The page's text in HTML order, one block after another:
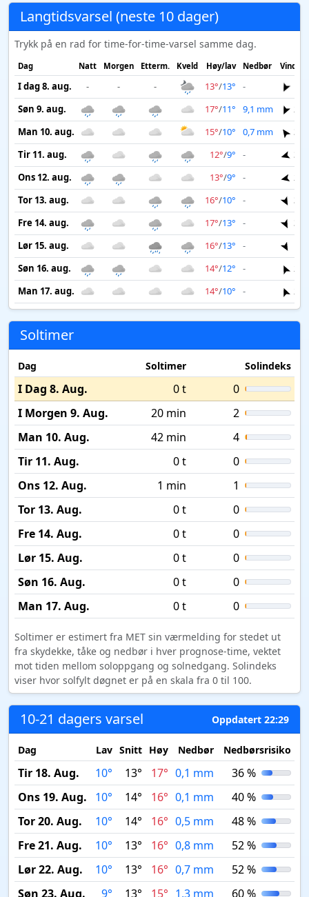
Langtidsvarsel (neste 10 dager)
Trykk på en rad for time-for-time-varsel samme dag.
Dag Natt Morgen Etterm. Kveld Høy/lav Nedbør Vind
I dag 8. aug. - - - 13°/13° -
Søn 9. aug.
17°/11° 9,1 mm
2
Man 10. aug.
15°/10° 0,7 mm
3
Tir 11. aug.
12°/9° -
3
Ons 12. aug.
13°/9° -
2
Tor 13. aug.
16°/10° -
3
Fre 14. aug.
17°/13° -
3
Lør 15. aug.
16°/13° -
Søn 16. aug.
14°/12° -
2
Man 17. aug.
14°/10° - 2
Soltimer
Dag Soltimer Solindeks
I Dag 8. Aug. 0 t
0
I Morgen 9. Aug.
20 min
2
Man 10. Aug.
42 min
4
Tir 11. Aug.
0 t
0
Ons 12. Aug.
1 min
1
Tor 13. Aug.
0 t
0
Fre 14. Aug.
0 t
0
Lør 15. Aug.
0 t
0
Søn 16. Aug.
0 t
0
Man 17. Aug.
0 t 0
Soltimer er estimert fra MET sin værmelding for stedet ut
fra skydekke, tåke og nedbør i hver prognose-time, vektet
mot tiden mellom soloppgang og solnedgang. Solindeks
viser hvor solfylt døgnet er på en skala fra 0 til 100.
10-21 dagers varsel Oppdatert 22:29
Dag Lav Snitt Høy Nedbør Nedbørsrisiko
Tir 18. Aug. 10° 13° 17° 0,1 mm
36 %
Ons 19. Aug.
10° 14° 16° 0,1 mm
40 %
Tor 20. Aug.
10° 14° 16° 0,5 mm
48 %
Fre 21. Aug.
10° 13° 16° 0,8 mm
52 %
Lør 22. Aug.
10° 13° 16° 0,7 mm
52 %
Søn 23. Aug.
9° 13° 15° 1,3 mm 60 %